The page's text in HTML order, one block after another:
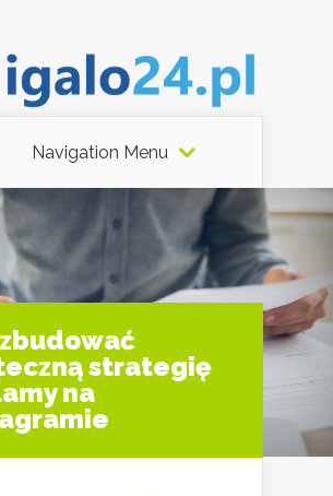
Navigation Menu
strategię
na